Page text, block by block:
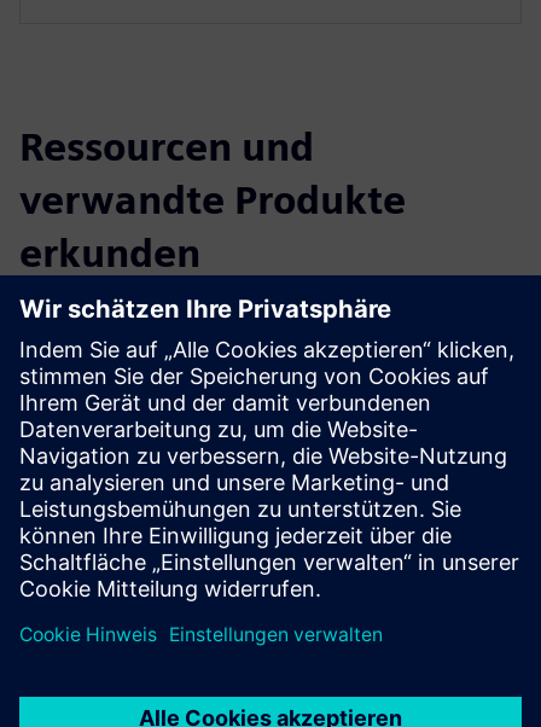
Ressourcen und
verwandte Produkte
erkunden
Weitere Informationen und
Ressourcen
Whitepaper — App-Modernisierung und Cloud-Migration
mit Eviden & Mendix
Voraussetzungen